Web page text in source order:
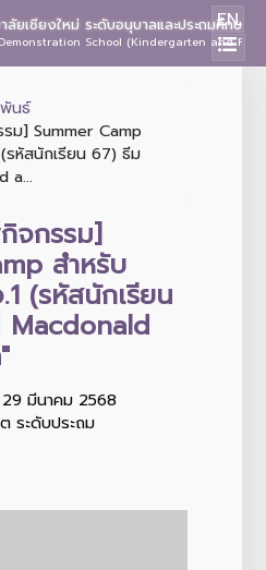
ลัยเชียงใหม่ ระดับอนุบาลและประถมศึกษา
School (Kindergarten and
EN
นธ์
ม] Summer Camp
รหัสนักเรียน 67) ธีม
a...
จกรรม]
สำหรับ
(รหัสนักเรียน
29 มีนาคม 2568
ระดับประถม